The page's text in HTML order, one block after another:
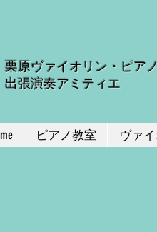
栗原ヴァイオリン・ピア
出張演奏アミティエ
ピアノ教室 ヴァ